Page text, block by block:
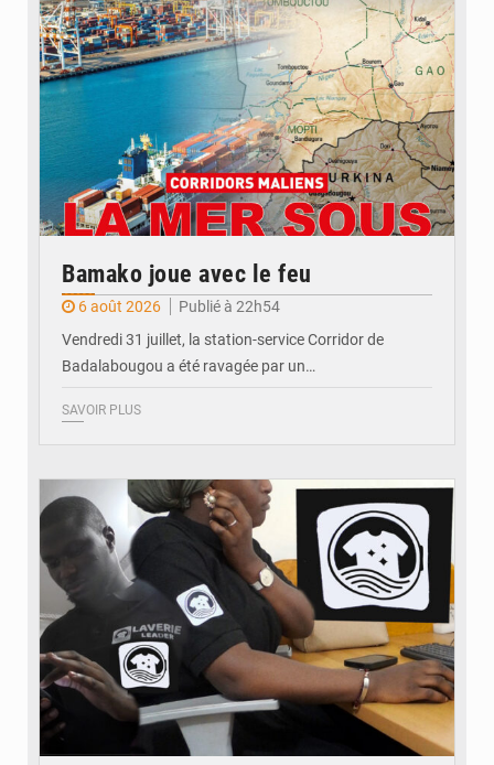
Bamako joue avec le feu
6 août 2026
Publié à 22h54
Vendredi 31 juillet, la station-service Corridor de
Badalabougou a été ravagée par un…
SAVOIR PLUS